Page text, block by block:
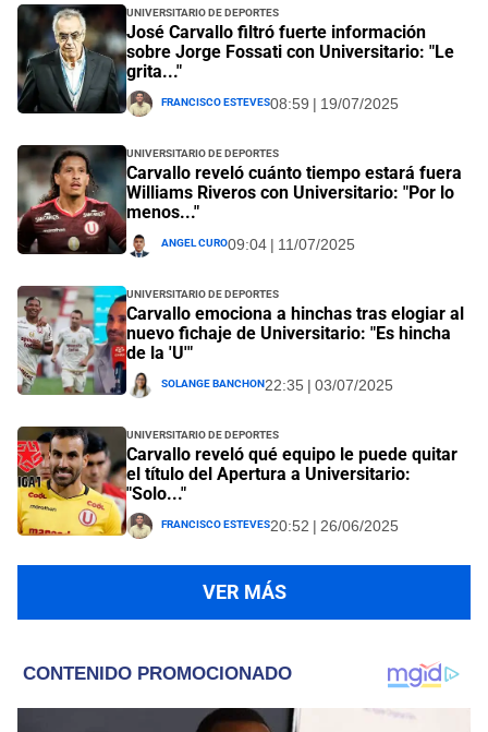
Universitario de Deportes
José Carvallo filtró fuerte información
sobre Jorge Fossati con Universitario: "Le
grita..."
Francisco Esteves08:59 | 19/07/2025
Universitario de Deportes
Carvallo reveló cuánto tiempo estará fuera
Williams Riveros con Universitario: "Por lo
menos..."
Angel Curo09:04 | 11/07/2025
Universitario de Deportes
Carvallo emociona a hinchas tras elogiar al
nuevo fichaje de Universitario: "Es hincha
de la 'U'"
Solange Banchon22:35 | 03/07/2025
Universitario de Deportes
Carvallo reveló qué equipo le puede quitar
el título del Apertura a Universitario:
"Solo..."
Francisco Esteves20:52 | 26/06/2025
VER MÁS